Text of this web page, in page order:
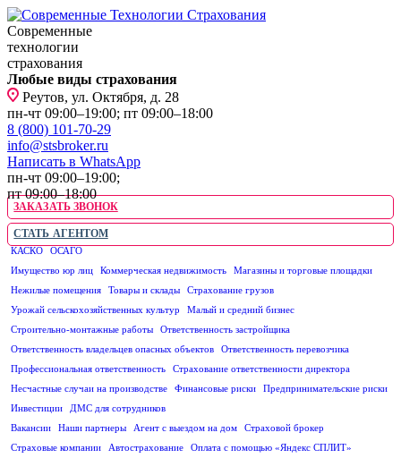
Современные
технологии
страхования
Любые виды страхования
Реутов, ул. Октября, д. 28
пн-чт 09:00–19:00; пт 09:00–18:00
8 (800) 101-70-29
info@stsbroker.ru
Написать в WhatsApp
пн-чт 09:00–19:00;
пт 09:00–18:00
ЗАКАЗАТЬ ЗВОНОК
СТАТЬ АГЕНТОМ
КАСКО ОСАГО
Имущество юр лиц
Коммерческая недвижимость
Магазины и торговые площадки
Нежилые помещения
Товары и склады
Страхование грузов
Урожай сельскохозяйственных культур
Малый и средний бизнес
Строительно-монтажные работы
Ответственность застройщика
Ответственность владельцев опасных объектов
Ответственность перевозчика
Профессиональная ответственность
Страхование ответственности директора
Несчастные случаи на производстве
Финансовые риски
Предпринимательские риски
Инвестиции
ДМС для сотрудников
Вакансии
Наши партнеры Агент с выездом на дом
Страховой брокер
Страховые компании
Автострахование
Оплата с помощью «Яндекс СПЛИТ»